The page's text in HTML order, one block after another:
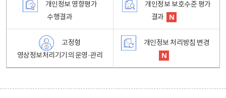
개인정보 영향평가
수행결과
개인정보 보호수준 평가
결과
고정형
영상정보처리기기의 운영·관리
개인정보 처리방침 변경